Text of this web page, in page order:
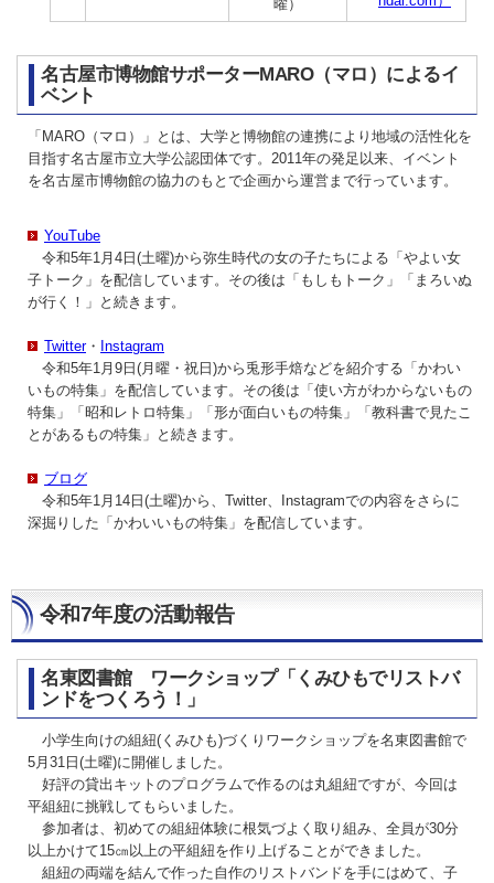
曜）
名古屋市博物館サポーターMARO（マロ）によるイ
ベント
「MARO（マロ）」とは、大学と博物館の連携により地域の活性化を
目指す名古屋市立大学公認団体です。2011年の発足以来、イベント
を名古屋市博物館の協力のもとで企画から運営まで行っています。
YouTube
令和5年1月4日(土曜)から弥生時代の女の子たちによる「やよい女
子トーク」を配信しています。その後は「もしもトーク」「まろいぬ
が行く！」と続きます。
Twitter・ Instagram
令和5年1月9日(月曜・祝日)から兎形手焙などを紹介する「かわい
いもの特集」を配信しています。その後は「使い方がわからないもの
特集」「昭和レトロ特集」「形が面白いもの特集」「教科書で見たこ
とがあるもの特集」と続きます。
ブログ
令和5年1月14日(土曜)から、Twitter、Instagramでの内容をさらに
深掘りした「かわいいもの特集」を配信しています。
令和7年度の活動報告
名東図書館 ワークショップ「くみひもでリストバ
ンドをつくろう！」
小学生向けの組紐(くみひも)づくりワークショップを名東図書館で
5月31日(土曜)に開催しました。
好評の貸出キットのプログラムで作るのは丸組紐ですが、今回は
平組紐に挑戦してもらいました。
参加者は、初めての組紐体験に根気づよく取り組み、全員が30分
以上かけて15㎝以上の平組紐を作り上げることができました。
組紐の両端を結んで作った自作のリストバンドを手にはめて、子